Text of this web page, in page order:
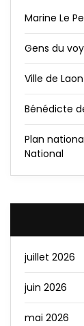
Marine Le
Gens du
Ville de Laon
Bénédicte
Plan
National
juillet 2026
juin 2026
mai 2026